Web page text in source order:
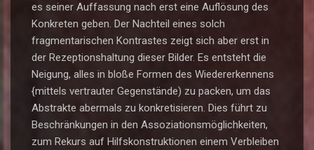
es seiner Auffassung nach erst eine Auflösung des
Konkreten geben. Der Nachteil eines solch
fragmentarischen Kontrastes zeigt sich aber erst in
der Rezeptionshaltung dieser Bilder. Es entsteht die
Neigung, alles in bloße Formen des Wiedererkennens
{mittels vertrauter Gegenstände) zu packen, um das
Abstrakte abermals zu konkretisieren. Dies führt zu
Beschränkungen in den Assoziationsmöglichkeiten,
zum Rekurs auf Hilfskonstruktionen einem Verbleiben